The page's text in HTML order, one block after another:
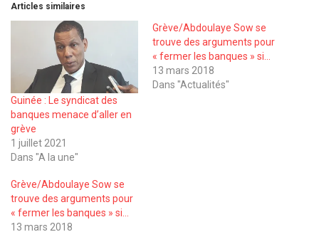
Articles similaires
Guinée : Le syndicat des
banques menace d’aller en
grève
1 juillet 2021
Dans "A la une"
Grève/Abdoulaye Sow se
trouve des arguments pour
« fermer les banques » si…
13 mars 2018
Dans "Actualités"
Grève/Abdoulaye Sow se
trouve des arguments pour
« fermer les banques » si…
13 mars 2018